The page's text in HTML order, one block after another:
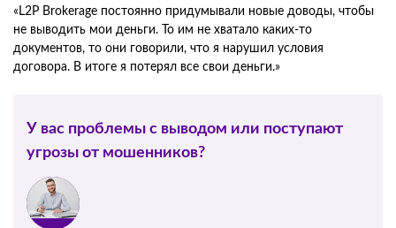
«L2P Brokerage постоянно придумывали новые доводы, чтобы
не выводить мои деньги. То им не хватало каких-то
документов, то они говорили, что я нарушил условия
договора. В итоге я потерял все свои деньги.»
У вас проблемы с выводом или поступают
угрозы от мошенников?